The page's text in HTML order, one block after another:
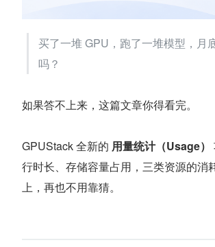
买了一堆 GPU，跑了一堆模型，月
吗？
如果答不上来，这篇文章你得看完。
GPUStack 全新的 用量统计（Usage）
行时长、存储容量占用，三类资源的消
上，再也不用靠猜。